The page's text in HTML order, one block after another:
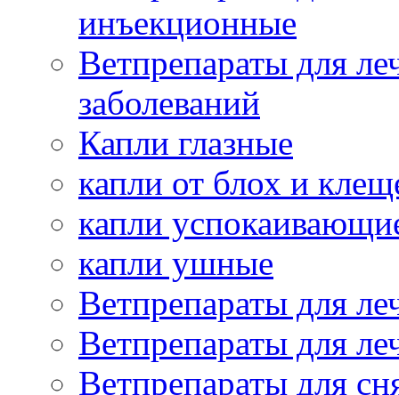
инъекционные
Ветпрепараты для
заболеваний
Капли глазные
капли от блох и
капли
капли ушные
Ветпрепараты для
Ветпрепараты для
Ветпрепараты для